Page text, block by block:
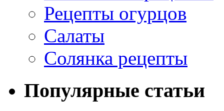
Рецепты огурцов
Салаты
Солянка рецепты
Популярные статьи